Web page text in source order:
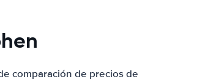
comparación de precios de